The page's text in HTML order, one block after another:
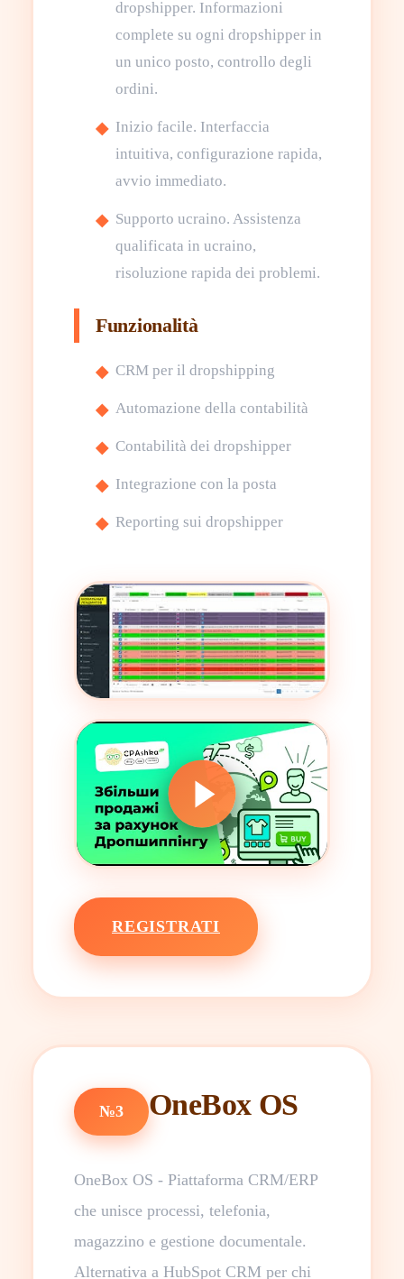
dropshipper. Informazioni
complete su ogni dropshipper in
un unico posto, controllo degli
ordini.
Inizio facile. Interfaccia
intuitiva, configurazione rapida,
avvio immediato.
Supporto ucraino. Assistenza
qualificata in ucraino,
risoluzione rapida dei problemi.
Funzionalità
CRM per il dropshipping
Automazione della contabilità
Contabilità dei dropshipper
Integrazione con la posta
Reporting sui dropshipper
REGISTRATI
№3 OneBox OS
OneBox OS - Piattaforma CRM/ERP
che unisce processi, telefonia,
magazzino e gestione documentale.
Alternativa a HubSpot CRM per chi